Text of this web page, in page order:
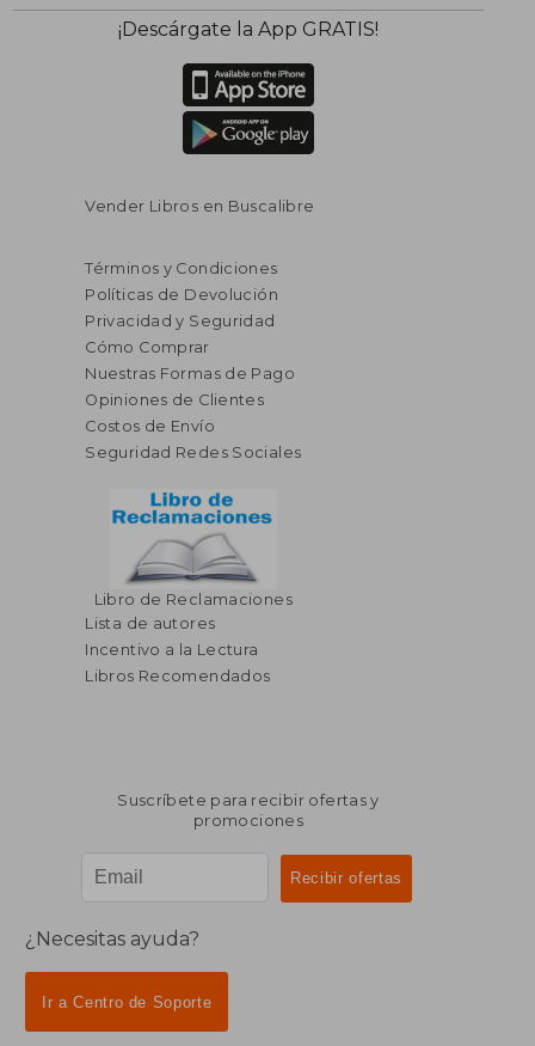
¡Descárgate la App GRATIS!
Vender Libros en Buscalibre
Términos y Condiciones
Políticas de Devolución
Privacidad y Seguridad
Cómo Comprar
Nuestras Formas de Pago
Opiniones de Clientes
Costos de Envío
Seguridad Redes Sociales
Libro de Reclamaciones
Lista de autores
Incentivo a la Lectura
Libros Recomendados
Suscríbete para recibir ofertas y
promociones
¿Necesitas ayuda?
Ir a Centro de Soporte